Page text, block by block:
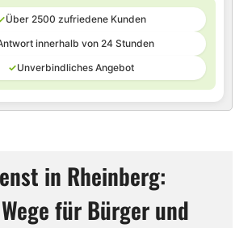
Über 2500 zufriedene Kunden
innerhalb von 24 Stunden
✓Unverbindliches Angebot
in Rheinberg:
für Bürger und